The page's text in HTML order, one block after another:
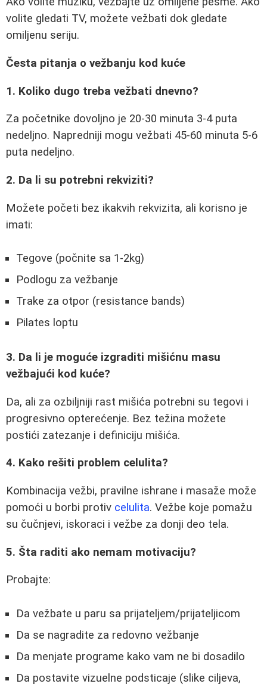
volite gledati TV, možete vežbati dok gledate
omiljenu seriju.
Česta pitanja o vežbanju kod kuće
1. Koliko dugo treba vežbati dnevno?
Za početnike dovoljno je 20-30 minuta 3-4 puta
nedeljno. Napredniji mogu vežbati 45-60 minuta 5-6
puta nedeljno.
2. Da li su potrebni rekviziti?
Možete početi bez ikakvih rekvizita, ali korisno je
imati:
Tegove (počnite sa 1-2kg)
Podlogu za vežbanje
Trake za otpor (resistance bands)
Pilates loptu
3. Da li je moguće izgraditi mišićnu masu
vežbajući kod kuće?
Da, ali za ozbiljniji rast mišića potrebni su tegovi i
progresivno opterećenje. Bez težina možete
postići zatezanje i definiciju mišića.
4. Kako rešiti problem celulita?
Kombinacija vežbi, pravilne ishrane i masaže može
pomoći u borbi protiv celulita. Vežbe koje pomažu
su čučnjevi, iskoraci i vežbe za donji deo tela.
5. Šta raditi ako nemam motivaciju?
Probajte:
Da vežbate u paru sa prijateljem/prijateljicom
Da se nagradite za redovno vežbanje
Da menjate programe kako vam ne bi dosadilo
Da postavite vizuelne podsticaje (slike ciljeva,